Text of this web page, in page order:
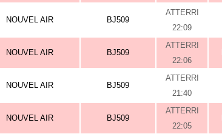
NOUVEL AIR BJ509
ATTERRI
22:09
NOUVEL AIR BJ509
ATTERRI
22:06
NOUVEL AIR BJ509
ATTERRI
21:40
NOUVEL AIR BJ509
ATTERRI
22:05